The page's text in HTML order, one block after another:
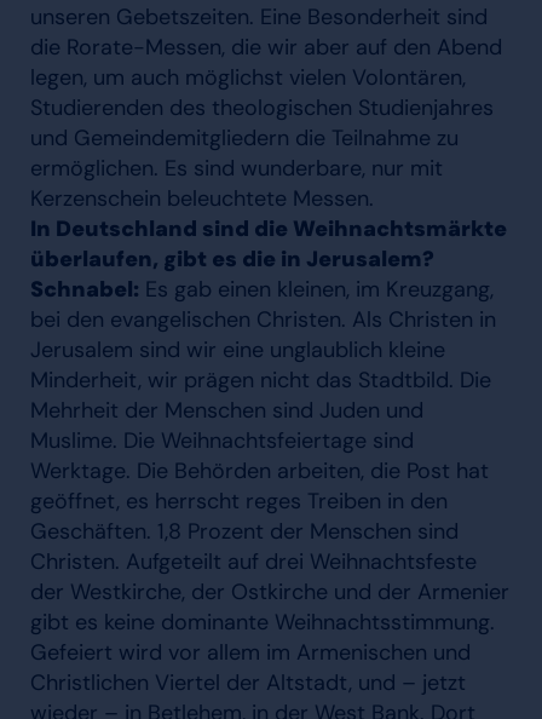
unseren Gebetszeiten. Eine Besonderheit sind
die Rorate-Messen, die wir aber auf den Abend
legen, um auch möglichst vielen Volontären,
Studierenden des theologischen Studienjahres
und Gemeindemitgliedern die Teilnahme zu
ermöglichen. Es sind wunderbare, nur mit
Kerzenschein beleuchtete Messen.
In Deutschland sind die Weihnachtsmärkte
überlaufen, gibt es die in Jerusalem?
Schnabel: Es gab einen kleinen, im Kreuzgang,
bei den evangelischen Christen. Als Christen in
Jerusalem sind wir eine unglaublich kleine
Minderheit, wir prägen nicht das Stadtbild. Die
Mehrheit der Menschen sind Juden und
Muslime. Die Weihnachtsfeiertage sind
Werktage. Die Behörden arbeiten, die Post hat
geöffnet, es herrscht reges Treiben in den
Geschäften. 1,8 Prozent der Menschen sind
Christen. Aufgeteilt auf drei Weihnachtsfeste
der Westkirche, der Ostkirche und der Armenier
gibt es keine dominante Weihnachtsstimmung.
Gefeiert wird vor allem im Armenischen und
Christlichen Viertel der Altstadt, und – jetzt
wieder – in Betlehem, in der West Bank. Dort